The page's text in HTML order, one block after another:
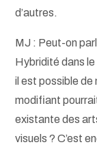
d’autres.
MJ : Peut-on
Hybridité dans le
il est possible de
modifiant
existante des
visuels ? C’est